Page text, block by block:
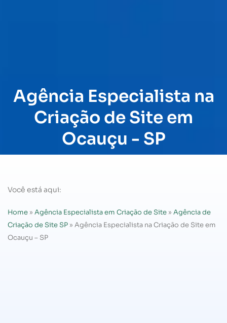
Agência Especialista na
Criação de Site em
Ocauçu - SP
Você está aqui:
Home » Agência Especialista em Criação de Site » Agência de
Criação de Site SP » Agência Especialista na Criação de Site em
Ocauçu – SP